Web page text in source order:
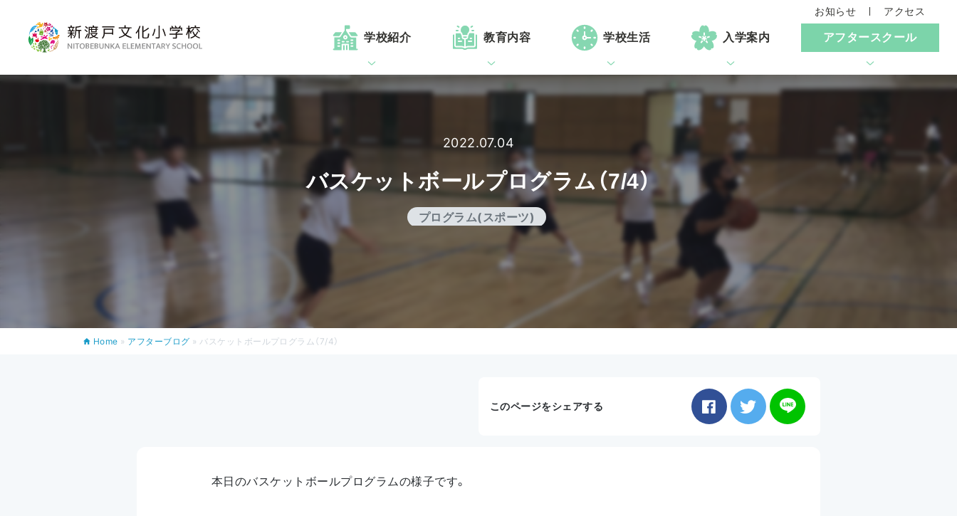
学校紹介 教育内容 学校生活 入学案内 アフタースクール
お知らせ アクセス
2022.07.04
バスケットボールプログラム（7/4）
プログラム(スポーツ)
Home » アフターブログ »バスケットボールプログラム（7/4）
このページをシェアする
本日のバスケットボールプログラムの様子です。